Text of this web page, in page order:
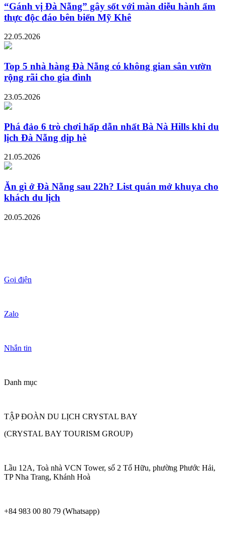
“Gánh vị Đà Nẵng” gây sốt với màn diễu hành ẩm
thực độc đáo bên biển Mỹ Khê
22.05.2026
Top 5 nhà hàng Đà Nẵng có không gian sân vườn
rộng rãi cho gia đình
23.05.2026
Phá đảo 6 trò chơi hấp dẫn nhất Bà Nà Hills khi du
lịch Đà Nẵng dịp hè
21.05.2026
Ăn gì ở Đà Nẵng sau 22h? List quán mở khuya cho
khách du lịch
20.05.2026
Gọi điện
Zalo
Nhắn tin
Danh mục
TẬP ĐOÀN DU LỊCH CRYSTAL BAY
(CRYSTAL BAY TOURISM GROUP)
Lầu 12A, Toà nhà VCN Tower, số 2 Tố Hữu, phường Phước Hải,
TP Nha Trang, Khánh Hoà
+84 983 00 80 79 (Whatsapp)